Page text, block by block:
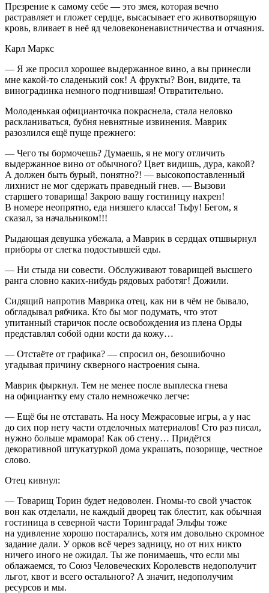
Презрение к самому себе — это змея, которая вечно
растравляет и гложет сердце, высасывает его животворящую
кровь, вливает в неё яд человеконенавистничества и отчаяния.
Карл Маркс
— Я же просил хорошее выдержанное вино, а вы принесли
мне какой-то сладенький сок! А фрукты? Вон, видите, та
виноградинка немного подгнившая! Отвратительно.
Молоденькая официанточка покраснела, стала неловко
раскланиваться, бубня невнятные извинения. Маврик
разозлился ещё пуще прежнего:
— Чего ты бормочешь? Думаешь, я не могу отличить
выдержанное вино от обычного? Цвет видишь, дура, какой?
А должен быть бурый, понятно?! — высокопоставленный
лихнист не мог сдержать праведный гнев. — Вызови
старшего товарища! Закрою вашу гостиницу нахрен!
В номере неопрятно, еда низшего класса! Тьфу! Бегом, я
сказал, за начальником!!!
Рыдающая девушка убежала, а Маврик в сердцах отшвырнул
приборы от слегка подостывшей еды.
— Ни стыда ни совести. Обслуживают товарищей высшего
ранга словно каких-нибудь рядовых работяг! Дожили.
Сидящий напротив Маврика отец, как ни в чём не бывало,
обгладывал рябчика. Кто бы мог подумать, что этот
упитанный старичок после освобождения из плена Орды
представлял собой одни кости да кожу…
— Отстаёте от графика? — спросил он, безошибочно
угадывая причину скверного настроения сына.
Маврик фыркнул. Тем не менее после выплеска гнева
на официантку ему стало немножечко легче:
— Ещё бы не отставать. На носу Межрасовые игры, а у нас
до сих пор нету части отделочных материалов! Сто раз писал,
нужно больше мрамора! Как об стену… Придётся
декоративной штукатуркой дома украшать, позорище, честное
слово.
Отец кивнул:
— Товарищ Торин будет недоволен. Гномы-то свой участок
вон как отделали, не каждый дворец так блестит, как обычная
гостиница в северной части Торинграда! Эльфы тоже
на удивление хорошо постарались, хотя им довольно скромное
задание дали. У орков всё через задницу, но от них никто
ничего иного не ожидал. Ты же понимаешь, что если мы
облажаемся, то Союз Человеческих Королевств недополучит
льгот, квот и всего остального? А значит, недополучим
ресурсов и мы.